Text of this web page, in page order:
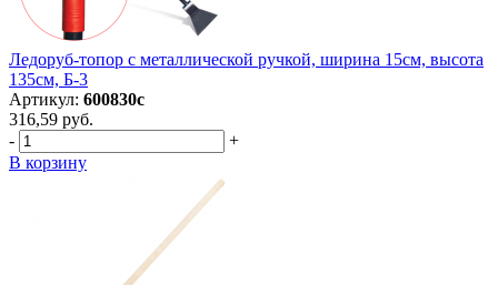
Ледоруб-топор с металлической ручкой, ширина 15см, высота
135см, Б-3
Артикул: 600830с
316,59 руб.
-
+
В корзину